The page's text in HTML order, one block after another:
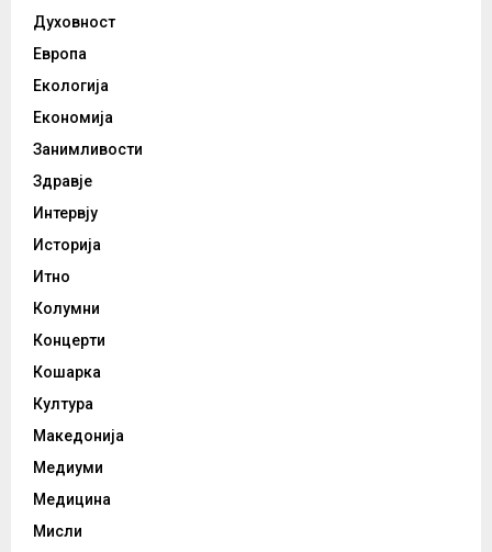
Духовност
Европа
Екологија
Економија
Занимливости
Здравје
Интервју
Историја
Итно
Колумни
Концерти
Кошарка
Култура
Македонија
Медиуми
Медицина
Мисли